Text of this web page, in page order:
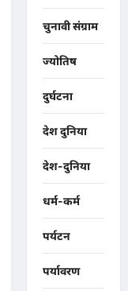
चुनावी संग्राम
ज्योतिष
दुर्घटना
देश दुनिया
देश-दुनिया
धर्म-कर्म
पर्यटन
पर्यावरण